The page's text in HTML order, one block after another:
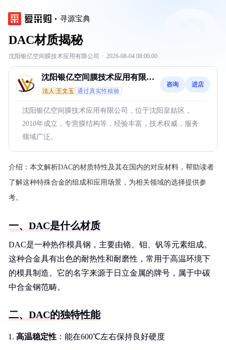
寻源宝典
DAC材质揭秘
沈阳银亿空间膜技术应用有限公司 · 2026-08-04 08:00:00
沈阳银亿空间膜技术应用有限公
司
法人:王文玉 通过真实性核验
咨询 进店
沈阳银亿空间膜技术应用有限公司，位于沈阳皇姑区，
2010年成立，专营膜结构等，经验丰富，技术权威，服务
领域广泛。
介绍： 本文解析DAC的材质特性及其在国内的对应材料，帮助读者
了解这种特殊合金的组成和应用场景，为相关领域的选择提供参
考。
一、DAC是什么材质
DAC是一种热作模具钢，主要由铬、钼、钒等元素组成。
这种合金具有出色的耐热性和耐磨性，常用于高温环境下
的模具制造。它的名字来源于日立金属的牌号，属于中碳
中合金钢范畴。
二、DAC的独特性能
高温稳定性 ：能在600℃左右保持良好硬度